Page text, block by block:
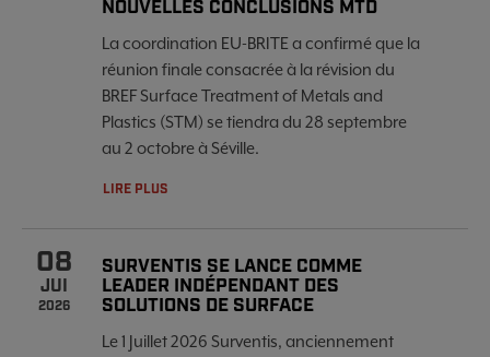
NOUVELLES CONCLUSIONS MTD
La coordination EU-BRITE a confirmé que la
réunion finale consacrée à la révision du
BREF Surface Treatment of Metals and
Plastics (STM) se tiendra du 28 septembre
au 2 octobre à Séville.
LIRE PLUS
08
JUI
2026
SURVENTIS SE LANCE COMME
LEADER INDÉPENDANT DES
SOLUTIONS DE SURFACE
Le 1 Juillet 2026 Surventis, anciennement